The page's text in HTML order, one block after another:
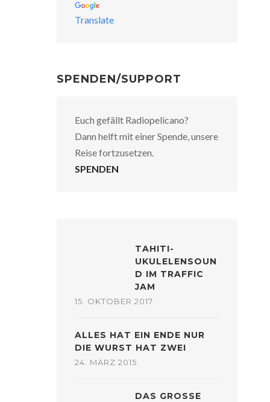
Translate
SPENDEN/SUPPORT
Euch gefällt Radiopelicano?
Dann helft mit einer Spende, unsere
Reise fortzusetzen.
SPENDEN
TAHITI-
UKULELENSOUN
D IM TRAFFIC
JAM
15. OKTOBER 2017
ALLES HAT EIN ENDE NUR
DIE WURST HAT ZWEI
24. MÄRZ 2015
DAS GROSSE